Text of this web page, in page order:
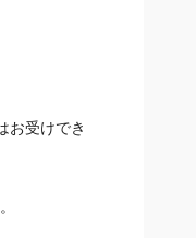
お受けでき